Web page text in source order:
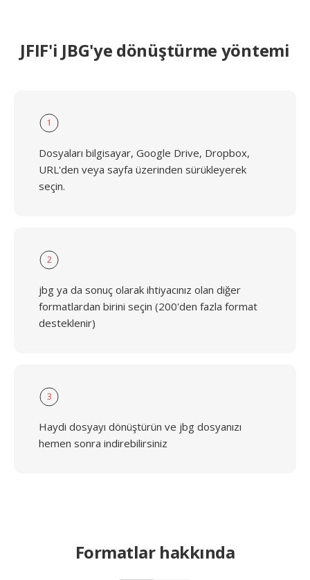
JFIF'i JBG'ye dönüştürme yöntemi
1
Dosyaları bilgisayar, Google Drive, Dropbox,
URL'den veya sayfa üzerinden sürükleyerek
seçin.
2
jbg ya da sonuç olarak ihtiyacınız olan diğer
formatlardan birini seçin (200'den fazla format
desteklenir)
3
Haydi dosyayı dönüştürün ve jbg dosyanızı
hemen sonra indirebilirsiniz
Formatlar hakkında